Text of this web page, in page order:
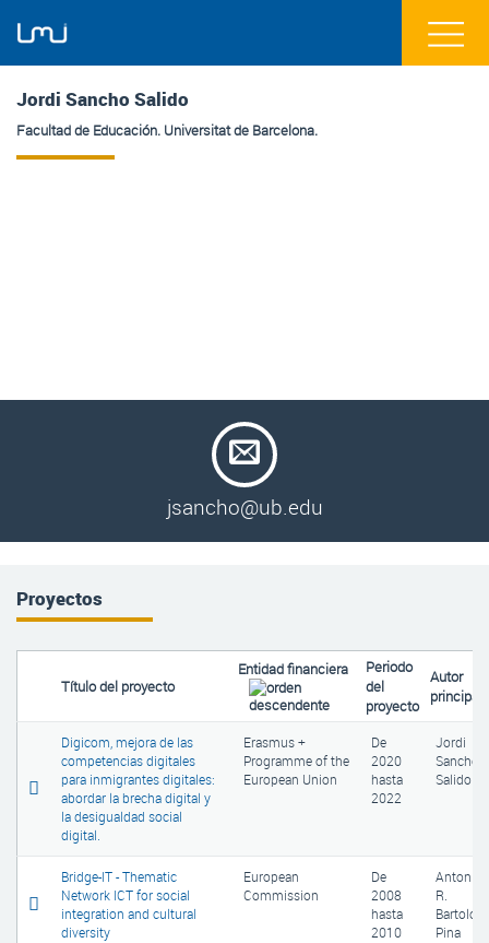
Jordi Sancho Salido
Facultad de Educación. Universitat de Barcelona.
jsancho@ub.edu
Proyectos
Título del proyecto
Entidad financiera
Periodo
del
proyecto
Autor
principal
Digicom, mejora de las
competencias digitales
para inmigrantes digitales:
abordar la brecha digital y
la desigualdad social
digital.
Erasmus +
Programme of the
European Union
De
2020
hasta
2022
Jordi
Sancho
Salido
Bridge-IT - Thematic
Network ICT for social
integration and cultural
diversity
European
Commission
De
2008
hasta
2010
Antonio
R.
Pina